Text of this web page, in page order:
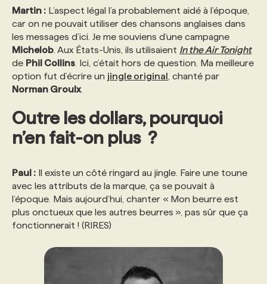
Martin : L’aspect légal l’a probablement aidé à l’époque,
car on ne pouvait utiliser des chansons anglaises dans
les messages d’ici. Je me souviens d’une campagne
Michelob . Aux États-Unis, ils utilisaient In the Air Tonight
de Phil Collins . Ici, c’était hors de question. Ma meilleure
option fut d’écrire un jingle original , chanté par
Norman Groulx
Outre les dollars, pourquoi
n’en fait-on plus ?
Paul : Il existe un côté ringard au jingle. Faire une toune
avec les attributs de la marque, ça se pouvait à
l’époque. Mais aujourd’hui, chanter « Mon beurre est
plus onctueux que les autres beurres », pas sûr que ça
fonctionnerait ! (RIRES)